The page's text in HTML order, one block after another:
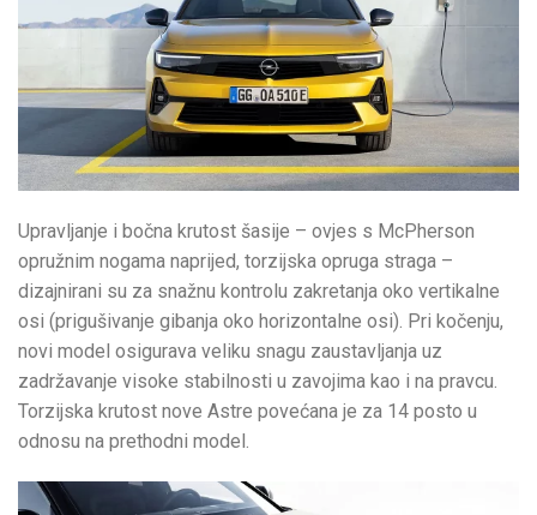
Upravljanje i bočna krutost šasije – ovjes s McPherson
opružnim nogama naprijed, torzijska opruga straga –
dizajnirani su za snažnu kontrolu zakretanja oko vertikalne
osi (prigušivanje gibanja oko horizontalne osi). Pri kočenju,
novi model osigurava veliku snagu zaustavljanja uz
zadržavanje visoke stabilnosti u zavojima kao i na pravcu.
Torzijska krutost nove Astre povećana je za 14 posto u
odnosu na prethodni model.